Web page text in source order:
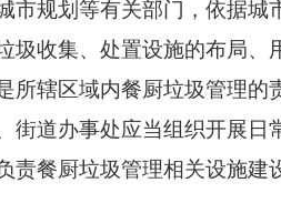
市规划等有关部门，依据城
圾收集、处置设施的布局、
辖区域内餐厨垃圾管理的
道办事处应当组织开展日
餐厨垃圾管理相关设施建